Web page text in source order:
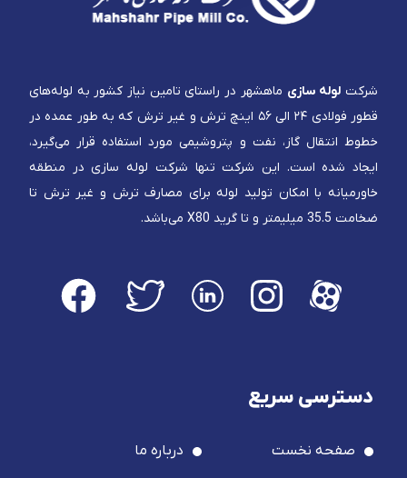
شرکت لوله سازی ماهشهر در راستای تامین نیاز کشور به لوله‌های
قطور فولادی ۲۴ الی ۵۶ اینچ ترش و غیر ترش که به طور عمده در
خطوط انتقال گاز، نفت و پتروشیمی مورد استفاده قرار می‌گیرد،
ایجاد شده است. این شرکت تنها شرکت لوله سازی در منطقه
خاورمیانه با امکان تولید لوله برای مصارف ترش و غیر ترش تا
ضخامت 35.5 میلیمتر و تا گرید X80 می‌باشد.
دسترسی سریع
صفحه نخست درباره ما